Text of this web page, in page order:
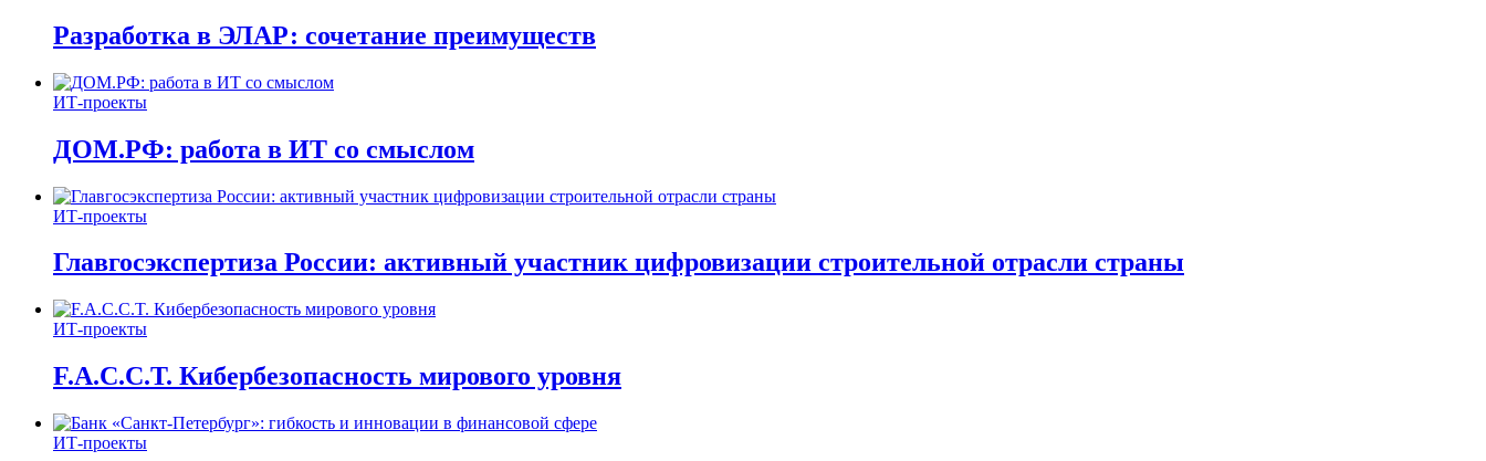
Разработка в ЭЛАР: сочетание преимуществ
ИТ-проекты
ДОМ.РФ: работа в ИТ со смыслом
ИТ-проекты
Главгосэкспертиза России: активный участник цифровизации строительной отрасли страны
ИТ-проекты
F.A.C.C.T. Кибербезопасность мирового уровня
ИТ-проекты